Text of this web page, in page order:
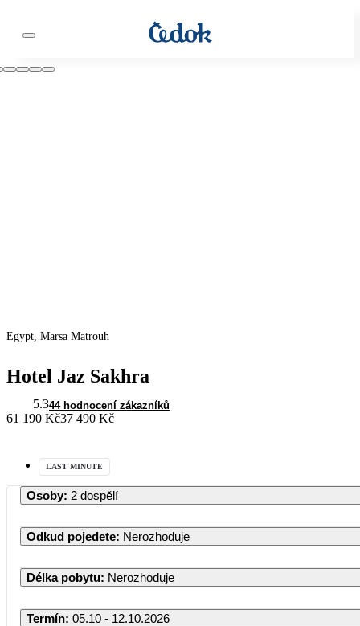
Egypt, Marsa Matrouh
Hotel Jaz Sakhra
5.344 hodnocení zákazníků
61 190 Kč37 490 Kč
LAST MINUTE
Osoby: 2 dospělí
Odkud pojedete: Nerozhoduje
Délka pobytu: Nerozhoduje
Termín: 05.10 - 12.10.2026